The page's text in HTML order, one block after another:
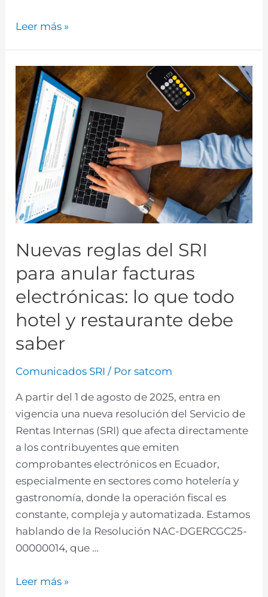
Leer más »
Nuevas reglas del SRI
para anular facturas
electrónicas: lo que todo
hotel y restaurante debe
saber
Comunicados SRI / Porsatcom
A partir del 1 de agosto de 2025, entra en
vigencia una nueva resolución del Servicio de
Rentas Internas (SRI) que afecta directamente
a los contribuyentes que emiten
comprobantes electrónicos en Ecuador,
especialmente en sectores como hotelería y
gastronomía, donde la operación fiscal es
constante, compleja y automatizada. Estamos
hablando de la Resolución NAC-DGERCGC25-
00000014, que …
Leer más »